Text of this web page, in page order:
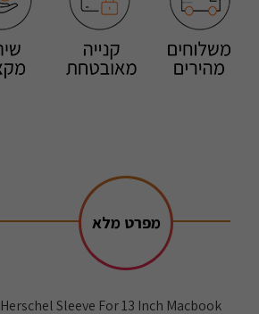
מפרט מלא
Herschel Sleeve For 13 Inch Macbook